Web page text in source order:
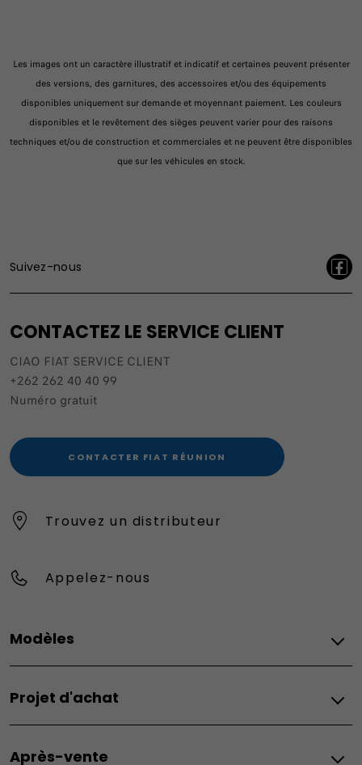
Les images ont un caractère illustratif et indicatif et certaines peuvent présenter
des versions, des garnitures, des accessoires et/ou des équipements
disponibles uniquement sur demande et moyennant paiement. Les couleurs
disponibles et le revêtement des sièges peuvent varier pour des raisons
techniques et/ou de construction et commerciales et ne peuvent être disponibles
que sur les véhicules en stock.
Suivez-nous
CONTACTEZ LE SERVICE CLIENT
CIAO FIAT SERVICE CLIENT
+262 262 40 40 99
Numéro gratuit
CONTACTER FIAT RÉUNION
Trouvez un distributeur
Appelez-nous
Modèles
Grande Panda
600 Hybrid
Projet d'achat
Véhicules électriques
Après-vente